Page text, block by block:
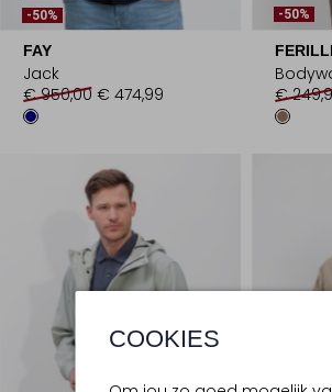
COOKIES
-50%
FAY
Jack
€ 950,00 € 474,99
-50%
FERILLI
€